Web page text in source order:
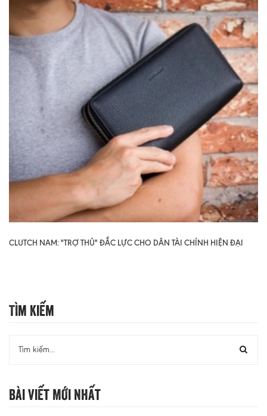
CLUTCH NAM: "TRỢ THỦ" ĐẮC LỰC CHO DÂN TÀI CHÍNH HIỆN ĐẠI
Tìm Kiếm
Bài Viết Mới Nhất